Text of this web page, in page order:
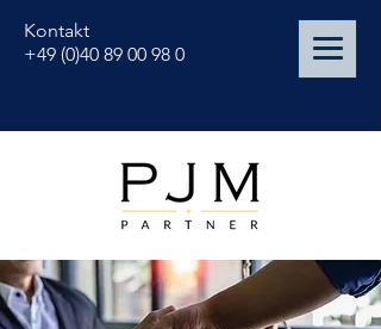
Kontakt
+49 (0)40 89 00 98 0